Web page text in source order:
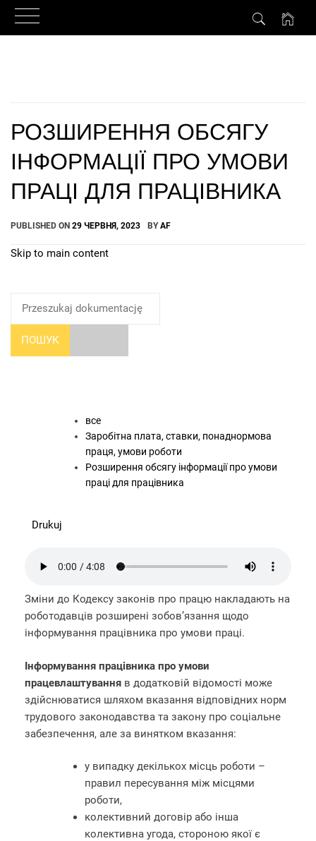
РОЗШИРЕННЯ ОБСЯГУ
ІНФОРМАЦІЇ ПРО УМОВИ
ПРАЦІ ДЛЯ ПРАЦІВНИКА
PUBLISHED ON 29 ЧЕРВНЯ, 2023 BYAF
Skip to main content
ПОШУК
все
Заробітна плата, ставки, понаднормова
праця, умови роботи
Розширення обсягу інформації про умови
праці для працівника
Drukuj
Зміни до Кодексу законів про працю накладають на
роботодавців розширені зобов’язання щодо
інформування працівника про умови праці.
Інформування працівника про умови
працевлаштування в додатковій відомості може
здійснюватися шляхом вказання відповідних норм
трудового законодавства та закону про соціальне
забезпечення, але за винятком вказання:
у випадку декількох місць роботи –
правил пересування між місцями
роботи,
колективний договір або інша
колективна угода, стороною якої є